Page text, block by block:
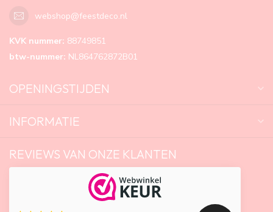
webshop@feestdeco.nl
KVK nummer: 88749851
btw-nummer: NL864762872B01
OPENINGSTIJDEN
INFORMATIE
REVIEWS VAN ONZE KLANTEN